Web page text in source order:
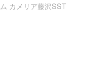
カメリア藤沢SST